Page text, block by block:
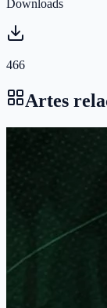
Downloads
466
Artes